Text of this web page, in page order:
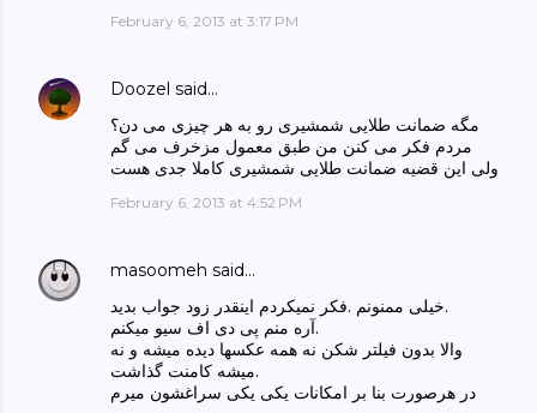
February 6, 2013 at 3:17 PM
Doozel said…
مگه ضمانت طلایی شمشیری رو به هر چیزی می دن؟
مردم فکر می کنن من طبق معمول مزخرف می گم
ولی این قضیه ضمانت طلایی شمشیری کاملا جدی هست
February 6, 2013 at 4:52 PM
masoomeh said…
خیلی ممنونم .فکر نمیکردم اینقدر زود جواب بدید.
آره منم پی دی اف سیو میکنم.
والا بدون فیلتر شکن نه همه عکسها دیده میشه و نه
میشه کامنت گذاشت.
در هرصورت بنا بر امکانات یکی یکی سراغشون میرم